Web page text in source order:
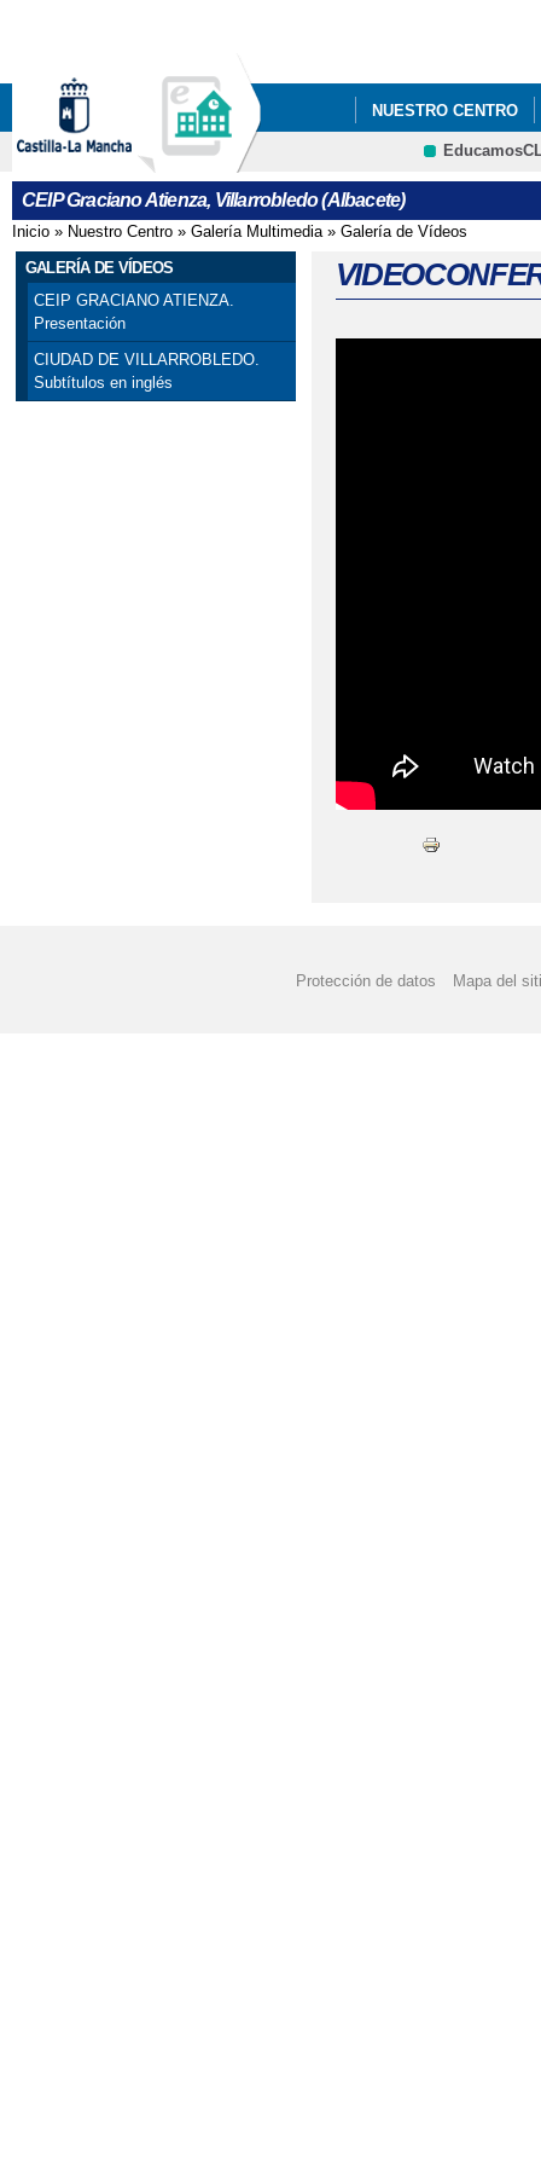
NUESTRO CENTRO
INFÓRMATE AMPA
CEIP Graciano Atienza, Villarrobledo (Albacete)
Se encuentra usted aquí
Inicio » Nuestro Centro » Galería Multimedia» Galería de Vídeos
GALERÍA DE VÍDEOS
CEIP GRACIANO ATIENZA.
Presentación
CIUDAD DE VILLARROBLEDO.
Subtítulos en inglés
Protección de datos Mapa del